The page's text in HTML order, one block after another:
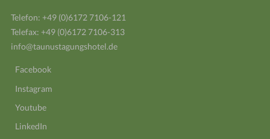
Telefon: +49 (0)6172 7106-121
Telefax: +49 (0)6172 7106-313
info@taunustagungshotel.de
Facebook
Instagram
Youtube
LinkedIn